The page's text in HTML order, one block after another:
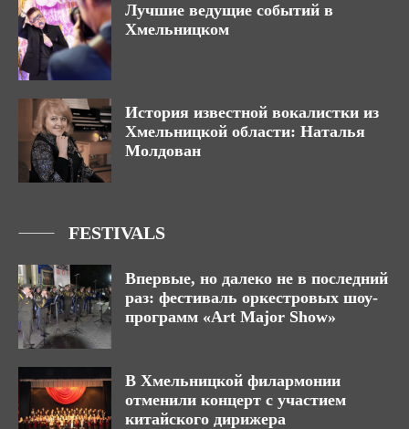
Лучшие ведущие событий в
Хмельницком
История известной вокалистки из
Хмельницкой области: Наталья
Молдован
FESTIVALS
Впервые, но далеко не в последний
раз: фестиваль оркестровых шоу-
программ «Art Major Show»
В Хмельницкой филармонии
отменили концерт с участием
китайского дирижера